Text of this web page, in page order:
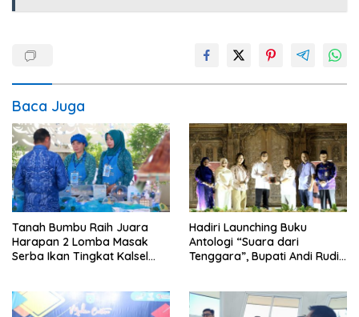
Baca Juga
Tanah Bumbu Raih Juara
Harapan 2 Lomba Masak
Serba Ikan Tingkat Kalsel
Hadiri Launching Buku
Antologi “Suara dari
Tenggara”, Bupati Andi Rudi
Bumi Bersujud